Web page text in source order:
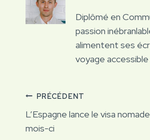
Diplômé en
passion
alimentent ses
voyage
Navigation
de
PRÉCÉDENT
L’Espagne lance le visa
mois-ci